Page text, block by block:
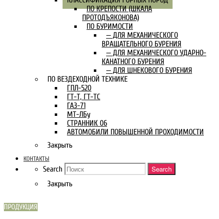
ПО КРЕПОСТИ (ШКАЛА
ПРОТОДЪЯКОНОВА)
ПО БУРИМОСТИ
— ДЛЯ МЕХАНИЧЕСКОГО
ВРАЩАТЕЛЬНОГО БУРЕНИЯ
— ДЛЯ МЕХАНИЧЕСКОГО УДАРНО-
КАНАТНОГО БУРЕНИЯ
— ДЛЯ ШНЕКОВОГО БУРЕНИЯ
ПО ВЕЗДЕХОДНОЙ ТЕХНИКЕ
ГПЛ-520
ГТ-Т, ГТ-ТС
ГАЗ-71
МТ-ЛБу
СТРАННИК 06
АВТОМОБИЛИ ПОВЫШЕННОЙ ПРОХОДИМОСТИ
Закрыть
КОНТАКТЫ
Search Search
Закрыть
ПРОДУКЦИЯ